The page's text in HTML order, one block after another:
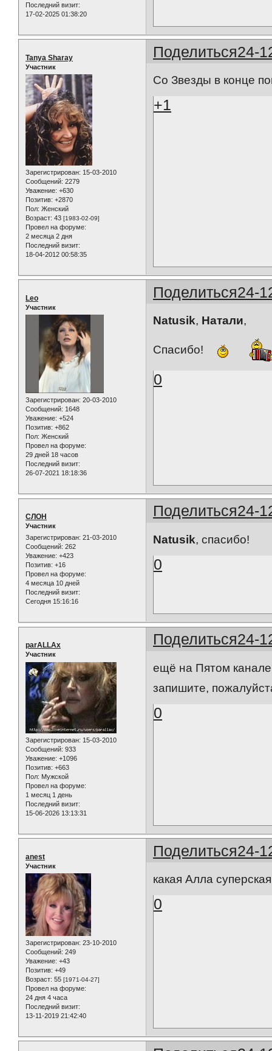
Последний визит:
17-02-2025 01:38:20
Поделиться24-
Tanya Sharay
Участник
Зарегистрирован: 15-03-2010
Сообщений: 2279
Уважение: +630
Позитив: +2870
Пол: Женский
Возраст: 43 [1983-02-09]
Провел на форуме:
2 месяца 2 дня
Последний визит:
18-04-2012 00:58:35
Со Звезды в конце
+1
Поделиться24-
Leo
Участник
Зарегистрирован: 20-03-2010
Сообщений: 1648
Уважение: +524
Позитив: +862
Пол: Женский
Провел на форуме:
29 дней 18 часов
Последний визит:
26-07-2021 18:18:36
Natusik, Натали,
Спасибо!
0
Поделиться24-
СЛОН
Участник
Зарегистрирован: 21-03-2010
Сообщений: 262
Уважение: +423
Позитив: +16
Провел на форуме:
4 месяца 10 дней
Последний визит:
Сегодня 15:16:16
Natusik, спасибо!
0
Поделиться24-
parALLAx
Участник
Зарегистрирован: 15-03-2010
Сообщений: 933
Уважение: +1096
Позитив: +663
Пол: Мужской
Провел на форуме:
1 месяц 1 день
Последний визит:
15-06-2026 13:13:31
ещё на Пятом
запишите,
0
Поделиться24-
anest
Участник
Зарегистрирован: 23-10-2010
Сообщений: 249
Уважение: +43
Позитив: +49
Возраст: 55 [1971-04-27]
Провел на форуме:
24 дня 4 часа
Последний визит:
13-11-2019 21:42:40
какая Алла
0